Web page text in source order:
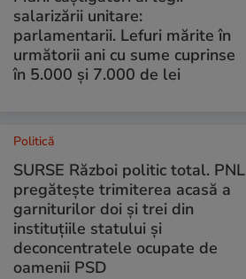
salarizării unitare:
parlamentarii. Lefuri mărite în
următorii ani cu sume cuprinse
în 5.000 și 7.000 de lei
Politică
SURSE Război politic total. PNL
pregătește trimiterea acasă a
garniturilor doi și trei din
instituțiile statului și
deconcentratele ocupate de
oamenii PSD